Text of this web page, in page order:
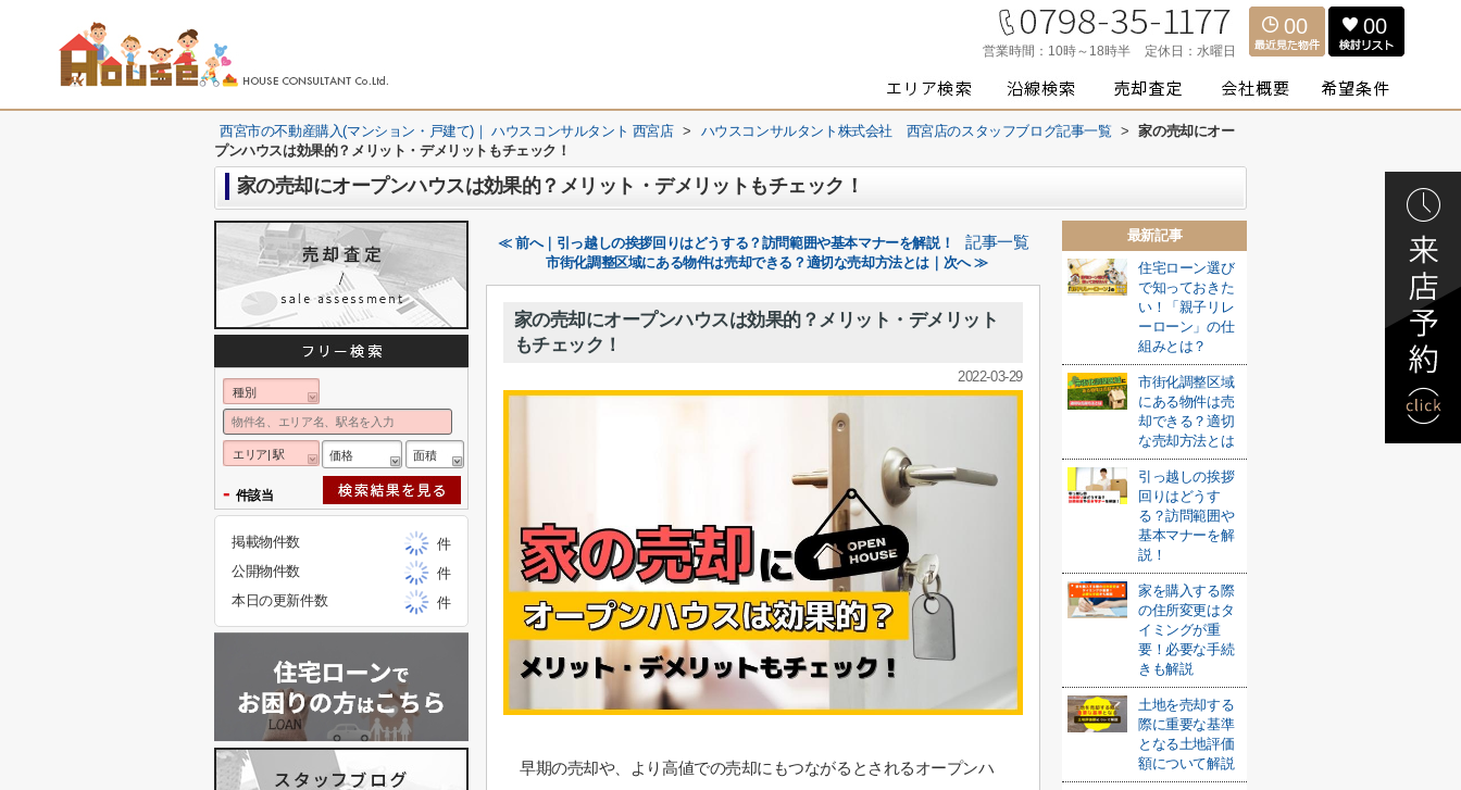
営業時間： 10時～18時半 定休日： 水曜日
00 00
西宮市の不動産購入(マンション・戸建て)｜ ハウスコンサルタント 西宮店 > ハウスコンサルタント株式会社 西宮店のスタッフブログ記事一覧 >
家の売却にオー
プンハウスは効果的？メリット・デメリットもチェック！
家の売却にオープンハウスは効果的？メリット・デメリットもチェック！
≪ 前へ｜引っ越しの挨拶回りはどうする？訪問範囲や基本マナーを解説！ 記事一覧
市街化調整区域にある物件は売却できる？適切な売却方法とは｜次へ ≫
家の売却にオープンハウスは効果的？メリット・デメリット
もチェック！
2022-03-29
早期の売却や、より高値での売却にもつながるとされるオープンハ
最新記事
住宅ローン選び
で知っておきた
い！「親子リレ
ーローン」の仕
組みとは？
市街化調整区域
にある物件は売
却できる？適切
な売却方法とは
引っ越しの挨拶
回りはどうす
る？訪問範囲や
基本マナーを解
説！
家を購入する際
の住所変更はタ
イミングが重
要！必要な手続
きも解説
土地を売却する
際に重要な基準
となる土地評価
額について解説
種別
エリア| 駅 価格 面積
- 件該当
掲載物件数
件
公開物件数
件
本日の更新件数
件